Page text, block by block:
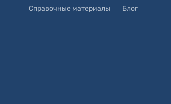
Справочные материалы Блог